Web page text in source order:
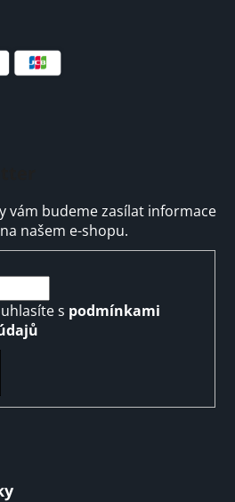
vám budeme zasílat informace
našem e-shopu.
s podmínkami